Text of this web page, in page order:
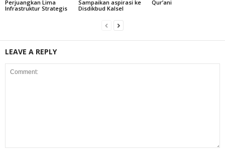
Perjuangkan Lima
Infrastruktur Strategis
Sampaikan aspirasi ke
Disdikbud Kalsel
Qur’ani
LEAVE A REPLY